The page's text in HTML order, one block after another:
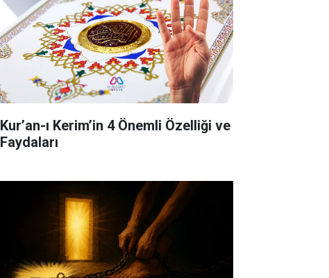
Kur’an-ı Kerim’in 4 Önemli Özelliği ve
Faydaları